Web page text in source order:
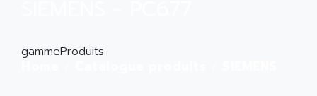
gammeProduits